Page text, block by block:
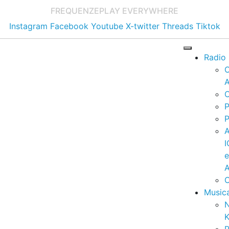
FREQUENZEPLAY EVERYWHERE
Instagram Facebook Youtube X-twitter Threads Tiktok
Radio
e